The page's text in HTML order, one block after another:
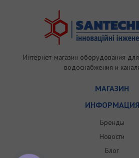
Интернет-магазин оборудования
водоснабжения и
МАГАЗИН
ИНФОРМАЦИЯ
Бренды
Новости
Блог